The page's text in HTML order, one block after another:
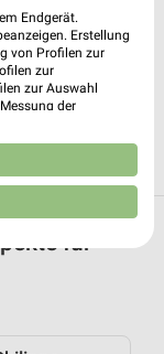
für
Endgerät.
Erstellung
von Profilen zur
zur
zur Auswahl
der
Entwicklung und
zur Auswahl
und in die